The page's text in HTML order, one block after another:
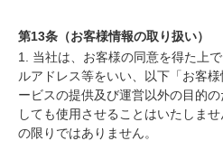
第13条（お客様情報の取り扱い）
1. 当社は、お客様の同意を得た上
ルアドレス等をいい、以下「お客
ービスの提供及び運営以外の目的
しても使用させることはいたしま
の限りではありません。